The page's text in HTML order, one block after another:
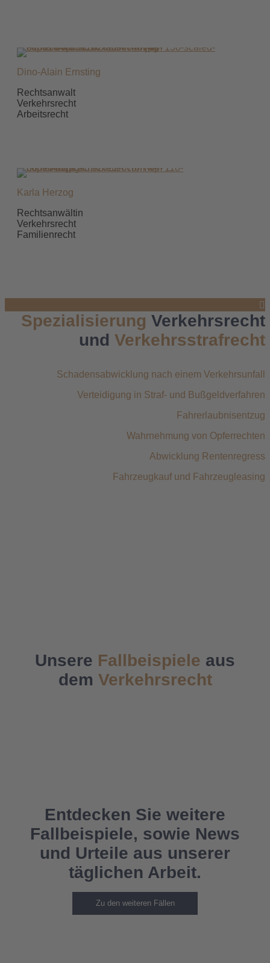
Dino-Alain Ernsting
Rechtsanwalt
Verkehrsrecht
Arbeitsrecht
Karla Herzog
Rechtsanwältin
Familienrecht
Spezialisierung Verkehrsrecht
und Verkehrsstrafrecht
Schadensabwicklung nach einem Verkehrsunfall
Verteidigung in Straf- und Bußgeldverfahren
Fahrerlaubnisentzug
Wahrnehmung von Opferrechten
Abwicklung Rentenregress
Fahrzeugkauf und Fahrzeugleasing
Unsere Fallbeispiele aus
dem Verkehrsrecht
Entdecken Sie weitere
Fallbeispiele, sowie News
und Urteile aus unserer
täglichen Arbeit.
Zu den weiteren Fällen